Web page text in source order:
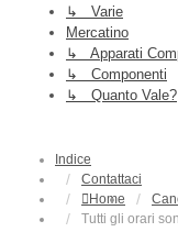
↳ Varie
Mercatino
↳ Apparati
↳ Componenti
↳ Quanto Vale?
Indice
Contattaci
Home
Tutti gli orari